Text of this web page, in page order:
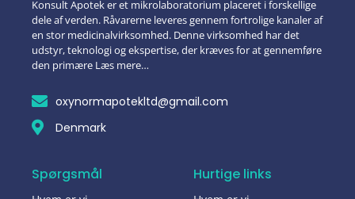
Konsult Apotek er et mikrolaboratorium placeret i forskellige
dele af verden. Råvarerne leveres gennem fortrolige kanaler af
en stor medicinalvirksomhed. Denne virksomhed har det
udstyr, teknologi og ekspertise, der kræves for at gennemføre
den primære Læs mere…
oxynormapotekltd@gmail.com
Denmark
Spørgsmål Hurtige links